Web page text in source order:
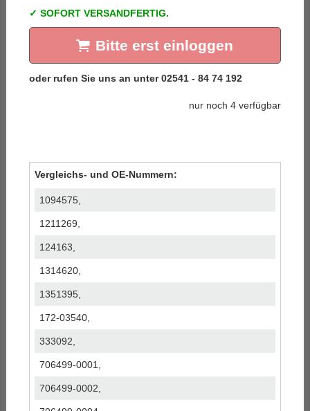
SOFORT VERSANDFERTIG.
Bitte erst einloggen
nur noch 4 verfügbar
Vergleichs- und OE-Nummern:
1094575,
1211269,
124163,
1314620,
1351395,
172-03540,
333092,
706499-0001,
706499-0002,